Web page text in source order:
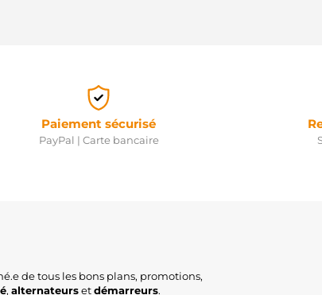
Paiement sécurisé
PayPal | Carte bancaire
de tous les bons plans, promotions,
, alternateursetdémarreurs.